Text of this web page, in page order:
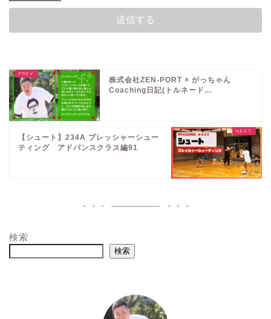
株式会社ZEN-PORT × がっちゃん
Coaching日記(トルネード...
【シュート】234A プレッシャーシュー
ティング アドバンスクラス編91
検索
検索